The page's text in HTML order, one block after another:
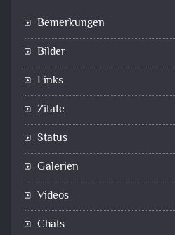
Bemerkungen
Bilder
Links
Zitate
Status
Galerien
Videos
Chats